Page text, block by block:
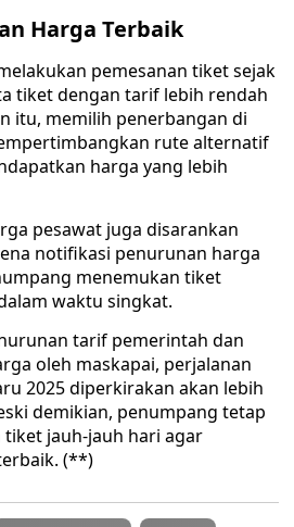
Harga Terbaik
pemesanan tiket sejak
tiket dengan tarif lebih rendah
itu, memilih penerbangan di
rute alternatif
harga yang lebih
pesawat juga disarankan
notifikasi penurunan harga
menemukan tiket
waktu singkat.
tarif pemerintah dan
oleh maskapai, perjalanan
2025 diperkirakan akan lebih
demikian, penumpang tetap
jauh-jauh hari agar
(**)